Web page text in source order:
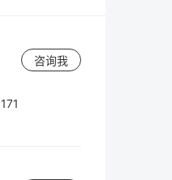
171
咨询我